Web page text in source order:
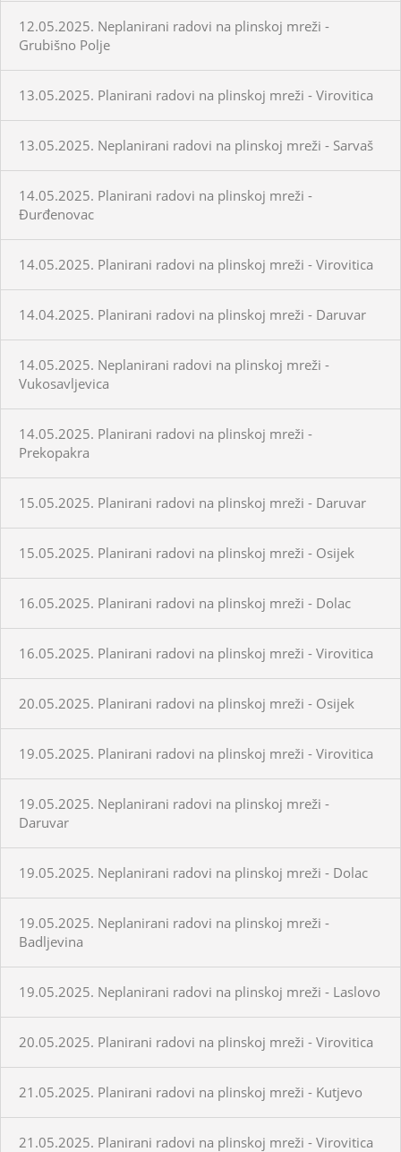
12.05.2025. Neplanirani radovi na plinskoj mreži -
Grubišno Polje
13.05.2025. Planirani radovi na plinskoj mreži - Virovitica
13.05.2025. Neplanirani radovi na plinskoj mreži - Sarvaš
14.05.2025. Planirani radovi na plinskoj mreži -
Đurđenovac
14.05.2025. Planirani radovi na plinskoj mreži - Virovitica
14.04.2025. Planirani radovi na plinskoj mreži - Daruvar
14.05.2025. Neplanirani radovi na plinskoj mreži -
Vukosavljevica
14.05.2025. Planirani radovi na plinskoj mreži -
Prekopakra
15.05.2025. Planirani radovi na plinskoj mreži - Daruvar
15.05.2025. Planirani radovi na plinskoj mreži - Osijek
16.05.2025. Planirani radovi na plinskoj mreži - Dolac
16.05.2025. Planirani radovi na plinskoj mreži - Virovitica
20.05.2025. Planirani radovi na plinskoj mreži - Osijek
19.05.2025. Planirani radovi na plinskoj mreži - Virovitica
19.05.2025. Neplanirani radovi na plinskoj mreži -
Daruvar
19.05.2025. Neplanirani radovi na plinskoj mreži - Dolac
19.05.2025. Neplanirani radovi na plinskoj mreži -
Badljevina
19.05.2025. Neplanirani radovi na plinskoj mreži - Laslovo
20.05.2025. Planirani radovi na plinskoj mreži - Virovitica
21.05.2025. Planirani radovi na plinskoj mreži - Kutjevo
21.05.2025. Planirani radovi na plinskoj mreži - Virovitica